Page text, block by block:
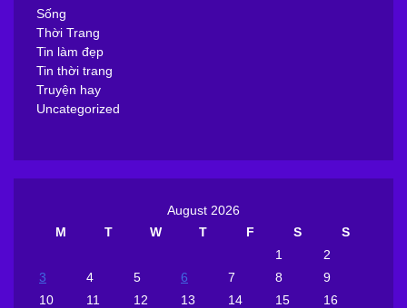
Sống
Thời Trang
Tin làm đẹp
Tin thời trang
Truyện hay
Uncategorized
August 2026
M
T W T F S
S
1
2
3
4 5 6 7 8
9
10
11 12 13 14 15 16